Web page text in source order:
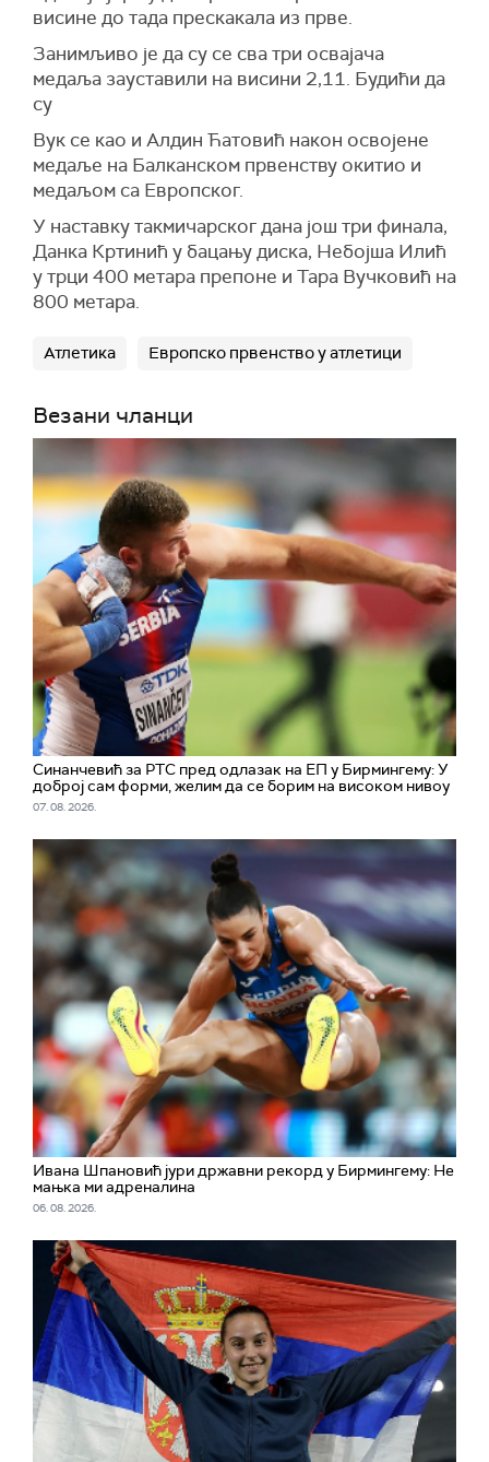
висине до тада прескакала из прве.
Занимљиво је да су се сва три освајача
медаља зауставили на висини 2,11. Будићи да
су
Вук се као и Алдин Ћатовић након освојене
медаље на Балканском првенству окитио и
медаљом са Европског.
У наставку такмичарског дана још три финала,
Данка Кртинић у бацању диска, Небојша Илић
у трци 400 метара препоне и Тара Вучковић на
800 метара.
Атлетика Европско првенство у атлетици
Везани чланци
Синанчевић за РТС пред одлазак на ЕП у Бирмингему: У
доброј сам форми, желим да се борим на високом нивоу
07. 08. 2026.
Ивана Шпановић јури државни рекорд у Бирмингему: Не
мањка ми адреналина
06. 08. 2026.